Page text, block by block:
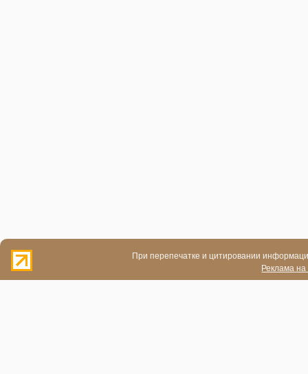
При перепечатке и цитировании
Реклама на